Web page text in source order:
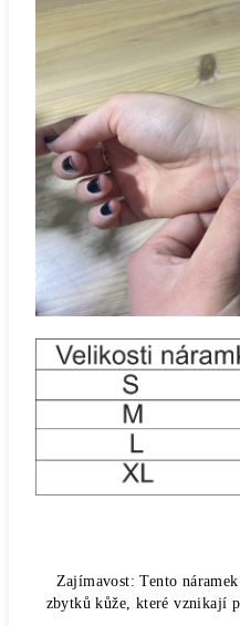
Zajímavost: Tento
zbytků kůže, které vznikají